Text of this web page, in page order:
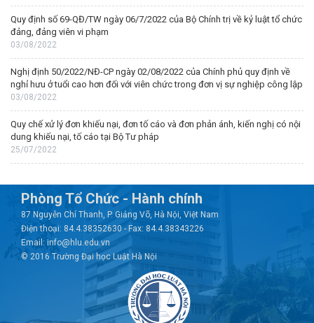
Quy định số 69-QĐ/TW ngày 06/7/2022 của Bộ Chính trị về kỷ luật tổ chức
đảng, đảng viên vi phạm
03/08/2022
Nghị định 50/2022/NĐ-CP ngày 02/08/2022 của Chính phủ quy định về
nghỉ hưu ở tuổi cao hơn đối với viên chức trong đơn vị sự nghiệp công lập
03/08/2022
Quy chế xử lý đơn khiếu nại, đơn tố cáo và đơn phản ánh, kiến nghị có nội
dung khiếu nại, tố cáo tại Bộ Tư pháp
25/07/2022
Phòng Tổ Chức - Hành chính
87 Nguyễn Chí Thanh, P. Giảng Võ, Hà Nội, Việt Nam
Điện thoại: 84.4.38352630 - Fax: 84.4.38343226
Email: info@hlu.edu.vn
© 2016 Trường Đại học Luật Hà Nội